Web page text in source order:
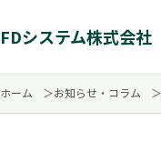
FDシステム株式会社
ホーム お知らせ・コラム